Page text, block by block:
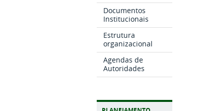
Documentos
Institucionais
Estrutura
organizacional
Agendas de
Autoridades